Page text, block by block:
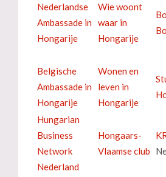
Nederlandse
Ambassade in
Hongarije
Wie woont
waar in
Hongarije
Belgische
Ambassade in
Hongarije
Wonen en
leven in
Hongarije
Hungarian
Business
Network
Nederland
Hongaars-
Vlaamse club